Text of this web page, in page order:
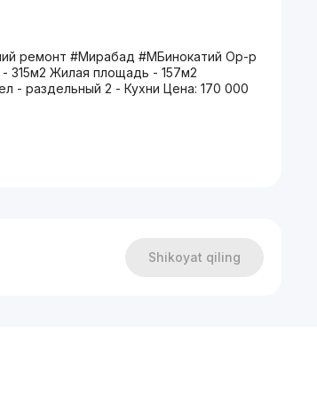
ремонт #Мирабад #МБинокатий Ор-р
315м2 Жилая площадь - 157м2
- раздельный 2 - Кухни Цена: 170 000
Shikoyat qiling